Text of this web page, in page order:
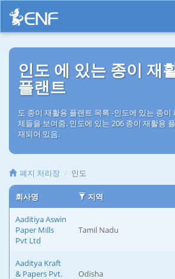
인도 에 있는 종이 재
플랜트
도 종이 재활용 플랜트 목록 -인도에 있는 종이
체들을 보여줌. 인도에 있는 206 종이 재활용
재되어 있음.
폐지 처리장 인도
회사명 지역
Aaditiya Aswin
Paper Mills
Pvt Ltd
Tamil Nadu
Aaditya Kraft
& Papers Pvt.
Odisha